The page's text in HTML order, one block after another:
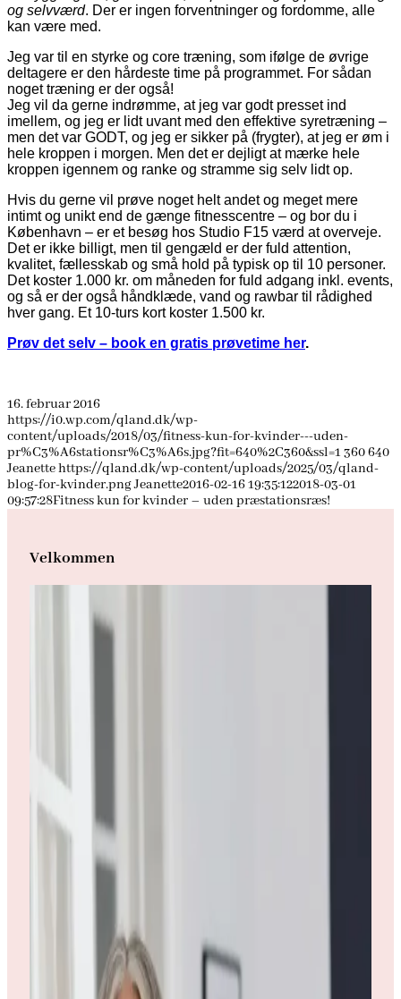
og selvværd. Der er ingen forventninger og fordomme, alle
kan være med.
Jeg var til en styrke og core træning, som ifølge de øvrige
deltagere er den hårdeste time på programmet. For sådan
noget træning er der også!
Jeg vil da gerne indrømme, at jeg var godt presset ind
imellem, og jeg er lidt uvant med den effektive syretræning –
men det var GODT, og jeg er sikker på (frygter), at jeg er øm i
hele kroppen i morgen. Men det er dejligt at mærke hele
kroppen igennem og ranke og stramme sig selv lidt op.
Hvis du gerne vil prøve noget helt andet og meget mere
intimt og unikt end de gænge fitnesscentre – og bor du i
København – er et besøg hos Studio F15 værd at overveje.
Det er ikke billigt, men til gengæld er der fuld attention,
kvalitet, fællesskab og små hold på typisk op til 10 personer.
Det koster 1.000 kr. om måneden for fuld adgang inkl. events,
og så er der også håndklæde, vand og rawbar til rådighed
hver gang. Et 10-turs kort koster 1.500 kr.
Prøv det selv – book en gratis prøvetime her.
16. februar 2016
https://i0.wp.com/qland.dk/wp-
content/uploads/2018/03/fitness-kun-for-kvinder---uden-
pr%C3%A6stationsr%C3%A6s.jpg?fit=640%2C360&ssl=1 360640
Jeanettehttps://qland.dk/wp-content/uploads/2025/03/qland-
blog-for-kvinder.pngJeanette2016-02-16 19:35:122018-03-01
09:57:28Fitness kun for kvinder – uden præstationsræs!
Velkommen